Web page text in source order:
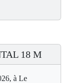
18 M
à Le